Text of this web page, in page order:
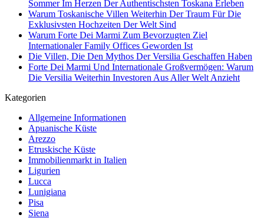
Sommer Im Herzen Der Authentischsten Toskana Erleben
Warum Toskanische Villen Weiterhin Der Traum Für Die
Exklusivsten Hochzeiten Der Welt Sind
Warum Forte Dei Marmi Zum Bevorzugten Ziel
Internationaler Family Offices Geworden Ist
Die Villen, Die Den Mythos Der Versilia Geschaffen Haben
Forte Dei Marmi Und Internationale Großvermögen: Warum
Die Versilia Weiterhin Investoren Aus Aller Welt Anzieht
Kategorien
Allgemeine Informationen
Apuanische Küste
Arezzo
Etruskische Küste
Immobilienmarkt in Italien
Ligurien
Lucca
Lunigiana
Pisa
Siena